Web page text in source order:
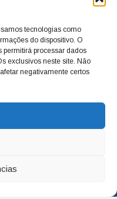
tecnologias como
do dispositivo. O
permitirá processar dados
exclusivos neste site. Não
negativamente certos
jornal continua
notícias. Nunca
do cidadão, sempre
busca de melhorias
para casos
(19) 3929-6225